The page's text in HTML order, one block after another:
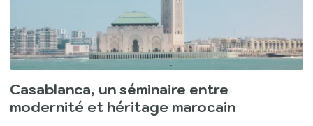
Casablanca, un séminaire entre
modernité et héritage marocain